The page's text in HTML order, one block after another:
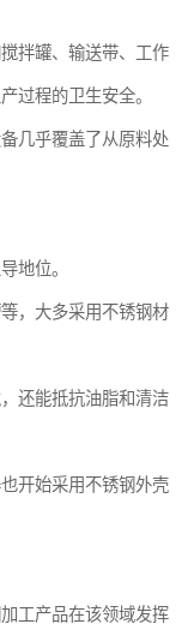
拌罐、输送带、工作
过程的卫生安全。
几乎覆盖了从原料处
地位。
，大多采用不锈钢材
还能抵抗油脂和清洁
开始采用不锈钢外壳
工产品在该领域发挥